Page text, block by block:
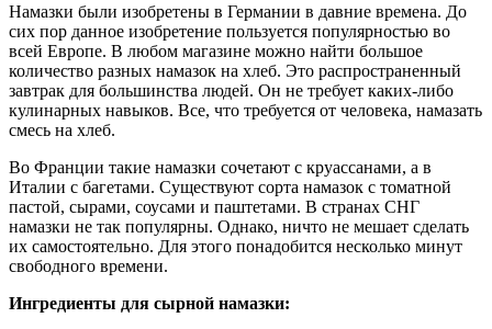
Намазки были изобретены в Германии в давние времена. До
сих пор данное изобретение пользуется популярностью во
всей Европе. В любом магазине можно найти большое
количество разных намазок на хлеб. Это распространенный
завтрак для большинства людей. Он не требует каких-либо
кулинарных навыков. Все, что требуется от человека, намазать
смесь на хлеб.
Во Франции такие намазки сочетают с круассанами, а в
Италии с багетами. Существуют сорта намазок с томатной
пастой, сырами, соусами и паштетами. В странах СНГ
намазки не так популярны. Однако, ничто не мешает сделать
их самостоятельно. Для этого понадобится несколько минут
свободного времени.
Ингредиенты для сырной намазки: